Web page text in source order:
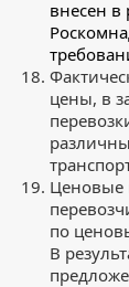
внесен в
цены, в
Ценовые
по
В